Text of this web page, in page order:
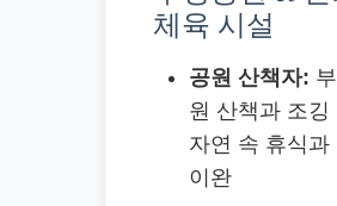
체육 시설
공원 산책자:
원 산책과 조깅
자연 속 휴식과
이완